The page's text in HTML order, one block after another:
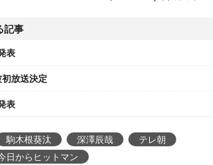
記事
表
初放送決定
表
駒木根葵汰 深澤辰哉
テレ朝
日からヒットマン